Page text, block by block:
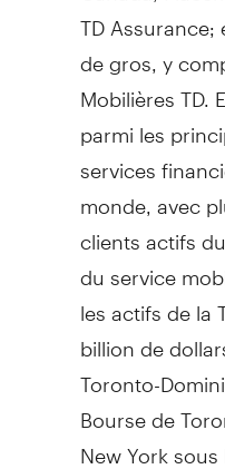
TD
de gros, y
Mobilières TD.
parmi les
services
monde, avec
clients actifs
du service
les actifs de la
billion de
Toronto-
Bourse de
New Yorksous